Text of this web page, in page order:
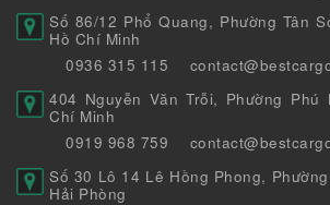
Số 86/12 Phổ Quang, Phường Tân
Hồ Chí Minh
0936 315 115
404 Nguyễn Văn Trỗi, Phường Phú
Chí Minh
0919 968 759
Số 30 Lô 14 Lê Hồng Phong,
Hải Phòng